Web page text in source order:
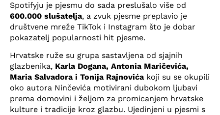
Spotifyju je pjesmu do sada preslušalo više od
600.000 slušatelja, a zvuk pjesme preplavio je
društvene mreže TikTok i Instagram što je dobar
pokazatelj popularnosti hit pjesme.
Hrvatske ruže su grupa sastavljena od sjajnih
glazbenika, Karla Dogana, Antonia Maričevića,
Maria Salvadora i Tonija Rajnovića koji su se okupili
oko autora Ninčevića motivirani dubokom ljubavi
prema domovini i željom za promicanjem hrvatske
kulture i tradicije kroz glazbu. Ujedinjeni u pjesmi s